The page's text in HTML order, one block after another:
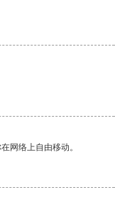
网络上自由移动。